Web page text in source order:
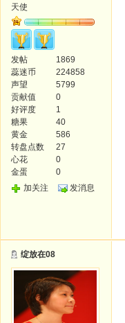
天使
发帖
1869
蕊迷币
224858
声望
5799
贡献值
0
好评度
1
糖果
40
黄金
586
转盘点数
27
心花
0
金蛋
0
加关注
发消息
绽放在08